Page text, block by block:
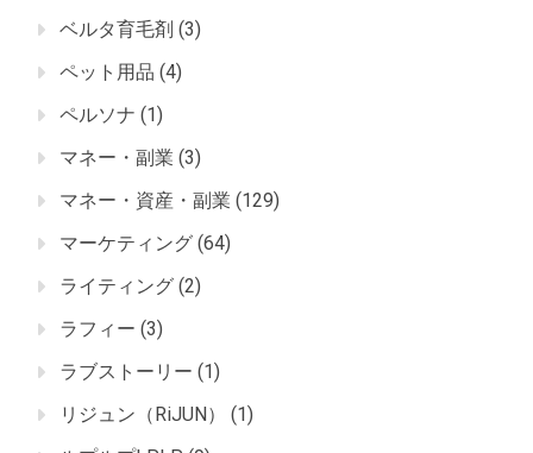
ベルタ育毛剤 (3)
ペット用品 (4)
ペルソナ (1)
マネー・副業 (3)
マネー・資産・副業 (129)
マーケティング (64)
ライティング (2)
ラフィー (3)
ラブストーリー (1)
リジュン（RiJUN）
(1)